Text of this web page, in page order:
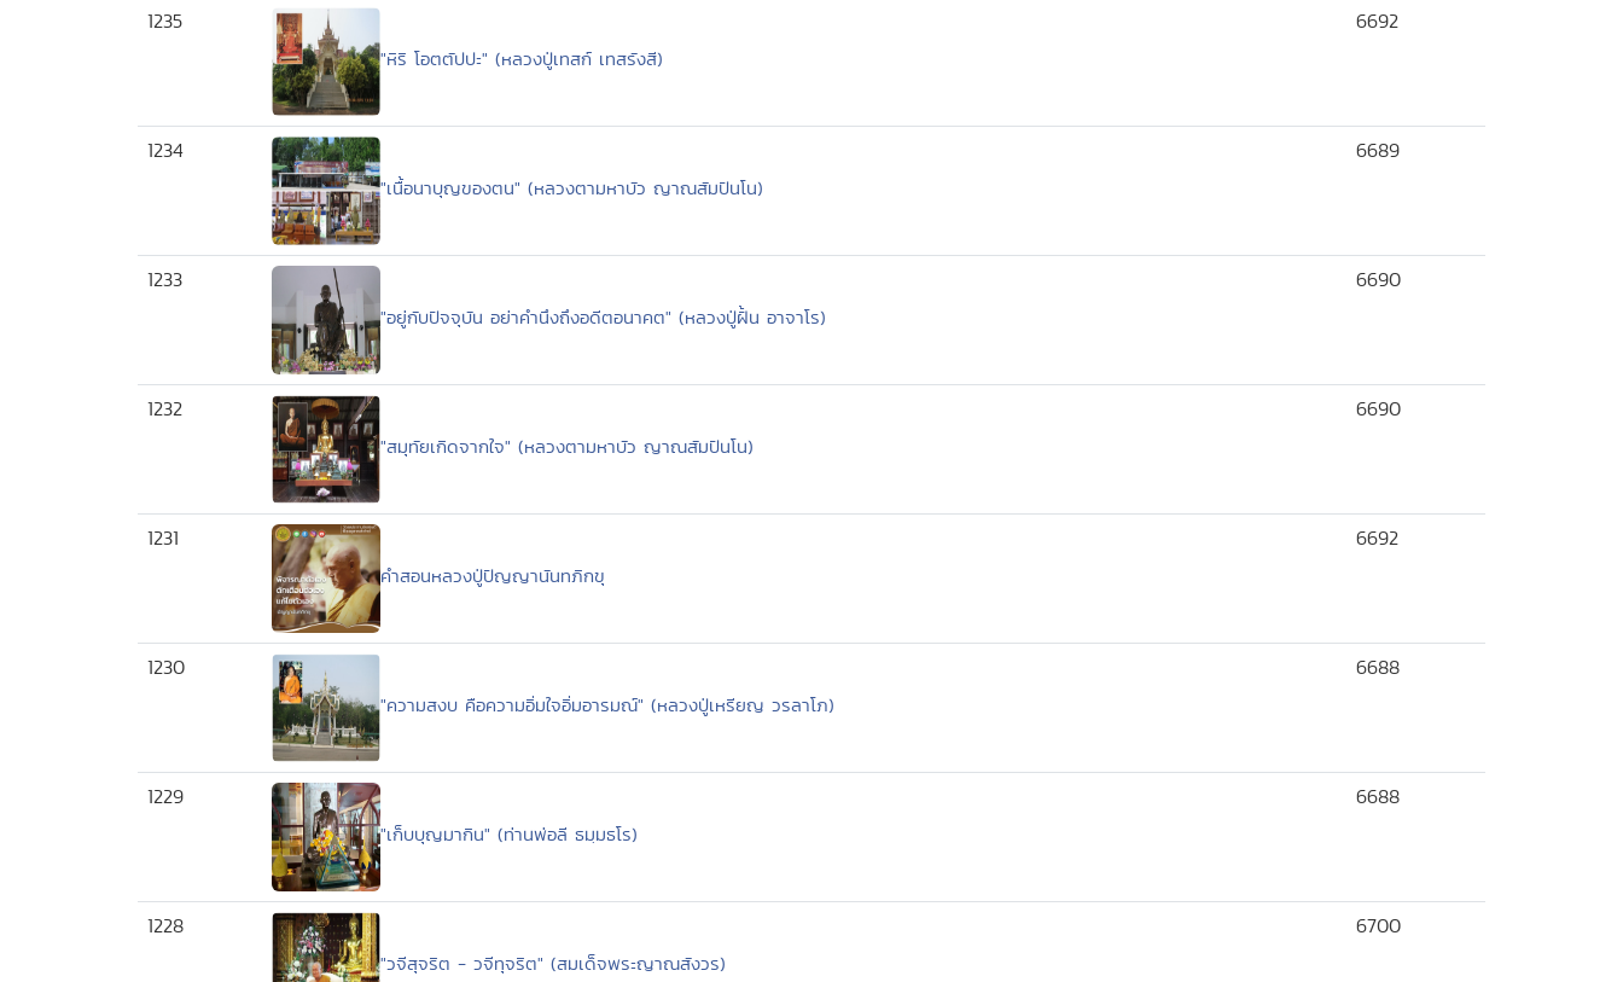
1235
"หิริ โอตตัปปะ" (หลวงปู่เทสก์ เทสรังสี)
6692
1234
"เนื้อนาบุญของตน" (หลวงตามหาบัว ญาณสัมปันโน)
6689
1233
"อยู่กับปัจจุบัน อย่าคำนึงถึงอดีตอนาคต" (หลวงปู่ฝั้น อาจาโร)
6690
1232
"สมุทัยเกิดจากใจ" (หลวงตามหาบัว ญาณสัมปันโน)
6690
1231
คำสอนหลวงปู่ปัญญานันทภิกขุ
6692
1230
"ความสงบ คือความอิ่มใจอิ่มอารมณ์" (หลวงปู่เหรียญ วรลาโภ)
6688
1229
"เก็บบุญมากิน" (ท่านพ่อลี ธมฺมธโร)
6688
1228
"วจีสุจริต - วจีทุจริต" (สมเด็จพระญาณสังวร)
6700